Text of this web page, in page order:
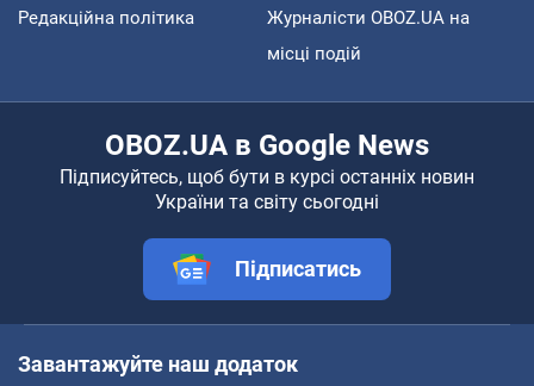
Редакційна політика
Журналісти OBOZ.UA на
місці подій
OBOZ.UA в Google News
Підписуйтесь, щоб бути в курсі останніх новин
України та світу сьогодні
Підписатись
Завантажуйте наш додаток